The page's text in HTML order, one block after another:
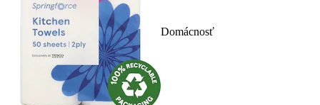
Domácnosť